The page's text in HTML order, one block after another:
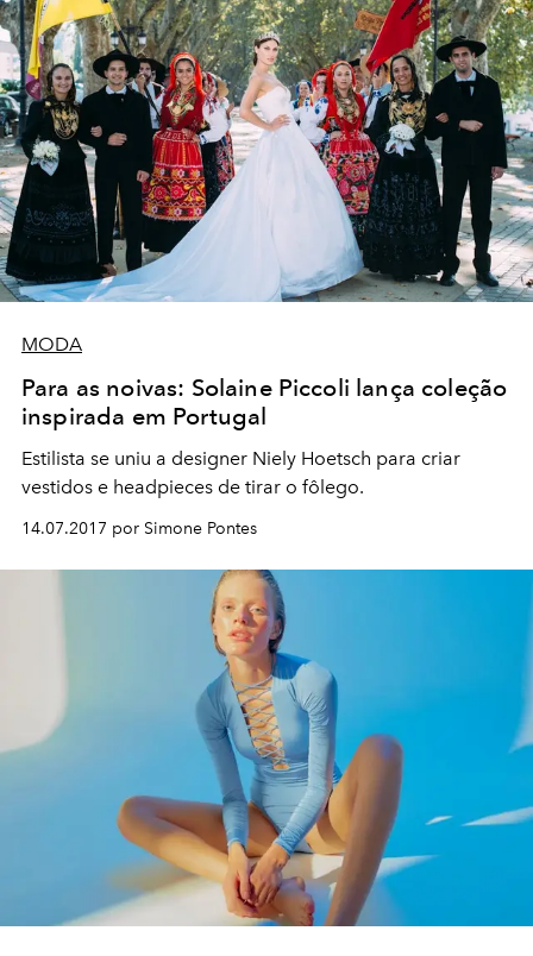
MODA
Para as noivas: Solaine Piccoli lança coleção
inspirada em Portugal
Estilista se uniu a designer Niely Hoetsch para criar
vestidos e headpieces de tirar o fôlego.
14.07.2017 por Simone Pontes